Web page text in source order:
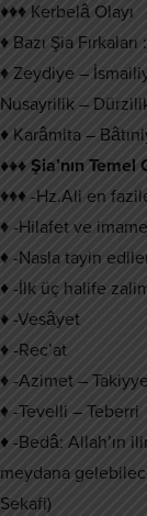
♦♦♦ Kerbelâ Olayı
♦ Bazı Şia Fırkaları :
♦ Zeydiye –
Nusayrilik –
♦ Karâmita –
♦♦♦ Şia’nın
♦♦♦ -Hz.Ali en
♦ -Hilafet ve
♦ -Nasla tayin
♦ -İlk üç halife
♦ -Vesâyet
♦ -Rec’at
♦ -Azimet – Takiyye
♦ -Tevelli – Teberri
♦ -Bedâ: Allah’ın
meydana
Sekafi)